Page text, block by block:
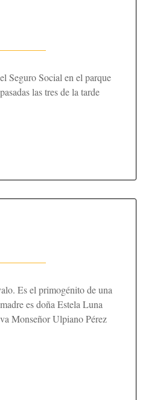
Seguro Social en el parque
las tres de la tarde
Es el primogénito de una
es doña Estela Luna
Monseñor Ulpiano Pérez